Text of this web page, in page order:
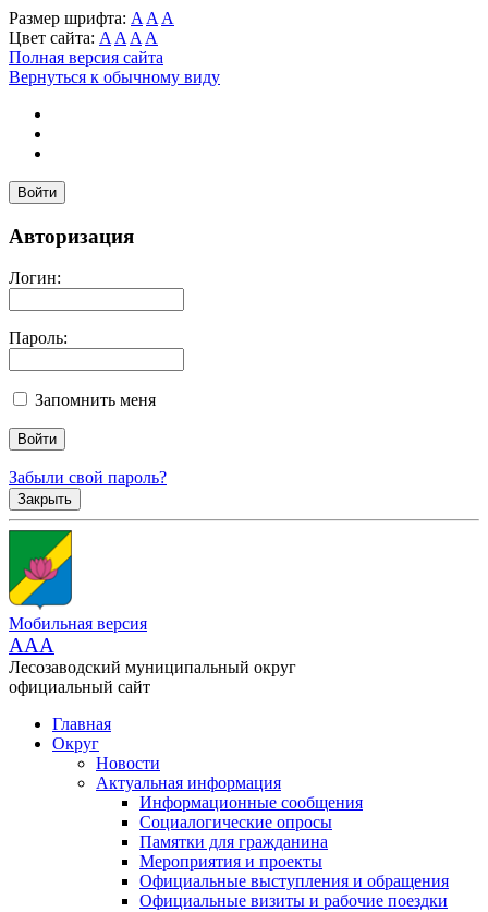
Размер шрифта: A A A
Цвет сайта: A A A A
Полная версия сайта
Вернуться к обычному виду
Войти
Авторизация
Логин:
Пароль:
Запомнить меня
Забыли свой пароль?
Закрыть
Мобильная версия
AAA
Лесозаводский муниципальный округ
официальный сайт
Главная
Округ
Новости
Актуальная информация
Информационные сообщения
Социалогические опросы
Памятки для гражданина
Мероприятия и проекты
Официальные выступления и обращения
Официальные визиты и рабочие поездки